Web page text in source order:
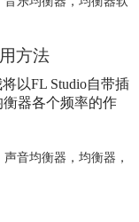
方法
以FL Studio自带插
衡器各个频率的作
声音均衡器 ， 均衡器 ，